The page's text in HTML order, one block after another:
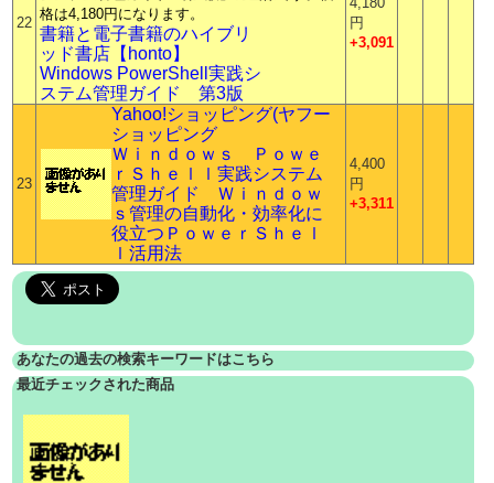
22
書籍と電子書籍のハイブリ
ッド書店【honto】
Windows PowerShell実践シ
ステム管理ガイド 第3版
円
+3,091
23
Yahoo!ショッピング(ヤフー
ショッピング
Ｗｉｎｄｏｗｓ Ｐｏｗｅ
ｒＳｈｅｌｌ実践システム
管理ガイド Ｗｉｎｄｏｗ
ｓ管理の自動化・効率化に
役立つＰｏｗｅｒＳｈｅｌ
ｌ活用法
4,400
円
+3,311
あなたの過去の検索キーワードはこちら
最近チェックされた商品